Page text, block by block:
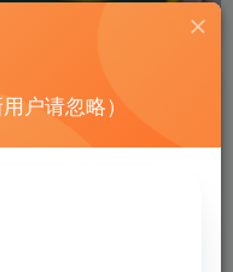
关注
户请忽略）